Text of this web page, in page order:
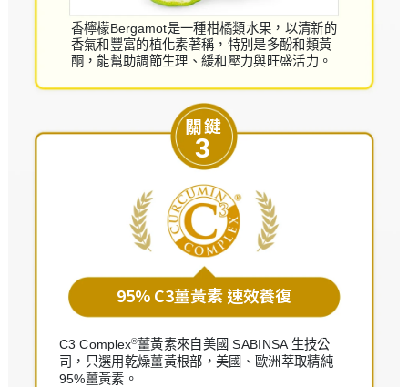
香檸檬Bergamot是一種柑橘類水果，以清新的
香氣和豐富的植化素著稱，特別是多酚和類黃
酮，能幫助調節生理、緩和壓力與旺盛活力。
關鍵
3
95% C3薑黃素 速效養復
C3 Complex®薑黃素來自美國 SABINSA 生技公
司，只選用乾燥薑黃根部，美國、歐洲萃取精純
95%薑黃素。